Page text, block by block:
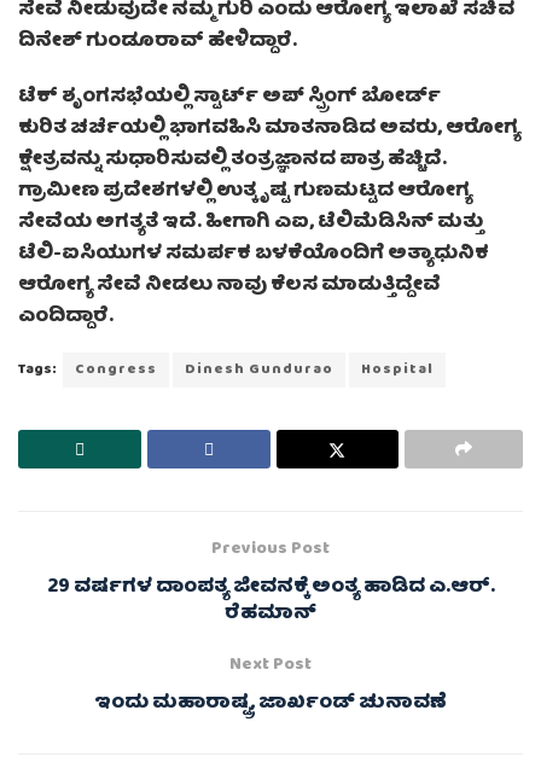
ಸೇವೆ ನೀಡುವುದೇ ನಮ್ಮ ಗುರಿ ಎಂದು ಆರೋಗ್ಯ ಇಲಾಖೆ ಸಚಿವ
ದಿನೇಶ್ ಗುಂಡೂರಾವ್ ಹೇಳಿದ್ದಾರೆ.
ಟೆಕ್ ಶೃಂಗಸಭೆಯಲ್ಲಿ ಸ್ಟಾರ್ಟ್‌ ಅಪ್ ಸ್ಪ್ರಿಂಗ್ ಬೋರ್ಡ್
ಕುರಿತ ಚರ್ಚೆಯಲ್ಲಿ ಭಾಗವಹಿಸಿ ಮಾತನಾಡಿದ ಅವರು, ಆರೋಗ್ಯ
ಕ್ಷೇತ್ರವನ್ನು ಸುಧಾರಿಸುವಲ್ಲಿ ತಂತ್ರಜ್ಞಾನದ ಪಾತ್ರ ಹೆಚ್ಚಿದೆ.
ಗ್ರಾಮೀಣ ಪ್ರದೇಶಗಳಲ್ಲಿ ಉತ್ಕೃಷ್ಟ ಗುಣಮಟ್ಟದ ಆರೋಗ್ಯ
ಸೇವೆಯ ಅಗತ್ಯತೆ ಇದೆ. ಹೀಗಾಗಿ ಎಐ, ಟೆಲಿಮೆಡಿಸಿನ್ ಮತ್ತು
ಟೆಲಿ-ಐಸಿಯುಗಳ ಸಮರ್ಪಕ ಬಳಕೆಯೊಂದಿಗೆ ಅತ್ಯಾಧುನಿಕ
ಆರೋಗ್ಯ ಸೇವೆ ನೀಡಲು ನಾವು ಕೆಲಸ ಮಾಡುತ್ತಿದ್ದೇವೆ
ಎಂದಿದ್ದಾರೆ.
Tags: Congress Dinesh Gundurao Hospital
Previous Post
29 ವರ್ಷಗಳ ದಾಂಪತ್ಯ ಜೀವನಕ್ಕೆ ಅಂತ್ಯ ಹಾಡಿದ ಎ.ಆರ್.
ರೆಹಮಾನ್
Next Post
ಇಂದು ಮಹಾರಾಷ್ಟ್ರ, ಜಾರ್ಖಂಡ್ ಚುನಾವಣೆ